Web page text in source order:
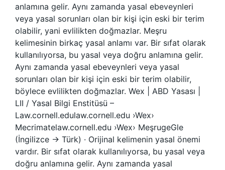
anlamına gelir. Aynı zamanda yasal ebeveynleri
veya yasal sorunları olan bir kişi için eski bir terim
olabilir, yani evlilikten doğmazlar. Meşru
kelimesinin birkaç yasal anlamı var. Bir sıfat olarak
kullanılıyorsa, bu yasal veya doğru anlamına gelir.
Aynı zamanda yasal ebeveynleri veya yasal
sorunları olan bir kişi için eski bir terim olabilir,
böylece evlilikten doğmazlar. Wex | ABD Yasası |
LII / Yasal Bilgi Enstitüsü –
Law.cornell.edulaw.cornell.edu ›Wex›
Mecrimatelaw.cornell.edu ›Wex› MeşrugeGle
(İngilizce → Türk) · Orijinal kelimenin yasal önemi
vardır. Bir sıfat olarak kullanılıyorsa, bu yasal veya
doğru anlamına gelir. Aynı zamanda yasal